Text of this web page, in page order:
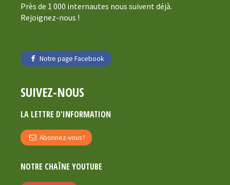
Près de 1 000 internautes nous suivent déjà.
Rejoignez-nous !
Notre page Facebook
SUIVEZ-NOUS
LA LETTRE D'INFORMATION
Abonnez-vous !
NOTRE CHAÎNE YOUTUBE